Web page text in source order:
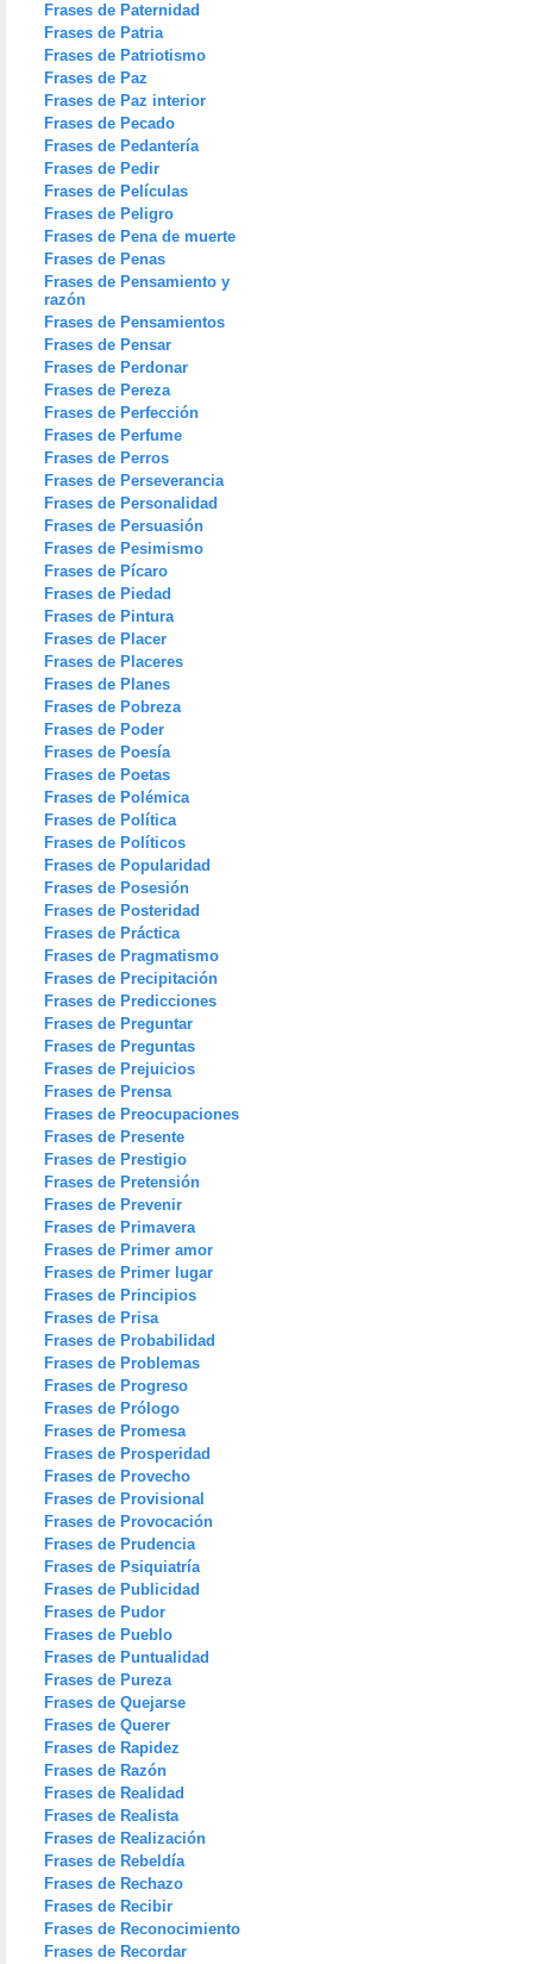
Frases de Paternidad
Frases de Patria
Frases de Patriotismo
Frases de Paz
Frases de Paz interior
Frases de Pecado
Frases de Pedantería
Frases de Pedir
Frases de Películas
Frases de Peligro
Frases de Pena de muerte
Frases de Penas
Frases de Pensamiento y
razón
Frases de Pensamientos
Frases de Pensar
Frases de Perdonar
Frases de Pereza
Frases de Perfección
Frases de Perfume
Frases de Perros
Frases de Perseverancia
Frases de Personalidad
Frases de Persuasión
Frases de Pesimismo
Frases de Pícaro
Frases de Piedad
Frases de Pintura
Frases de Placer
Frases de Placeres
Frases de Planes
Frases de Pobreza
Frases de Poder
Frases de Poesía
Frases de Poetas
Frases de Polémica
Frases de Política
Frases de Políticos
Frases de Popularidad
Frases de Posesión
Frases de Posteridad
Frases de Práctica
Frases de Pragmatismo
Frases de Precipitación
Frases de Predicciones
Frases de Preguntar
Frases de Preguntas
Frases de Prejuicios
Frases de Prensa
Frases de Preocupaciones
Frases de Presente
Frases de Prestigio
Frases de Pretensión
Frases de Prevenir
Frases de Primavera
Frases de Primer amor
Frases de Primer lugar
Frases de Principios
Frases de Prisa
Frases de Probabilidad
Frases de Problemas
Frases de Progreso
Frases de Prólogo
Frases de Promesa
Frases de Prosperidad
Frases de Provecho
Frases de Provisional
Frases de Provocación
Frases de Prudencia
Frases de Psiquiatría
Frases de Publicidad
Frases de Pudor
Frases de Pueblo
Frases de Puntualidad
Frases de Pureza
Frases de Quejarse
Frases de Querer
Frases de Rapidez
Frases de Razón
Frases de Realidad
Frases de Realista
Frases de Realización
Frases de Rebeldía
Frases de Rechazo
Frases de Recibir
Frases de Reconocimiento
Frases de Recordar